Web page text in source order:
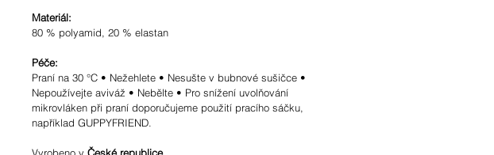
Materiál:
80 % polyamid, 20 % elastan
Péče:
Praní na 30 °C • Nežehlete • Nesušte v bubnové sušičce •
Nepoužívejte aviváž • Nebělte • Pro snížení uvolňování
mikrovláken při praní doporučujeme použití pracího sáčku,
například GUPPYFRIEND.